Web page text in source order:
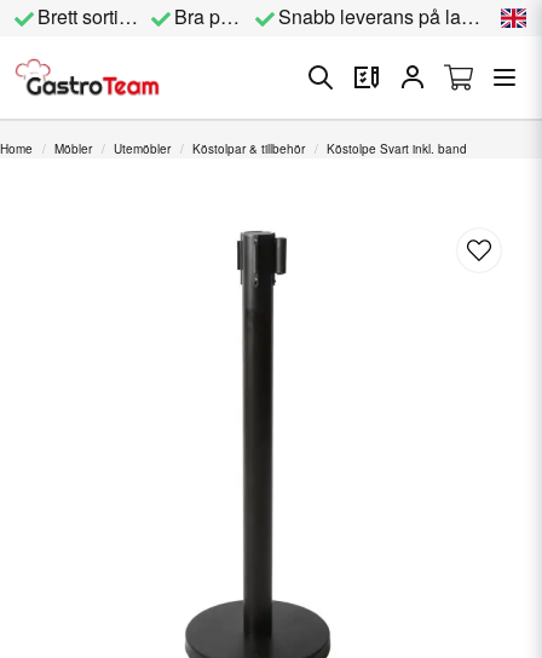
Brett sortiment Bra priser Snabb leverans på lagervara
Home Möbler Utemöbler Köstolpar & tillbehör Köstolpe Svart inkl. band